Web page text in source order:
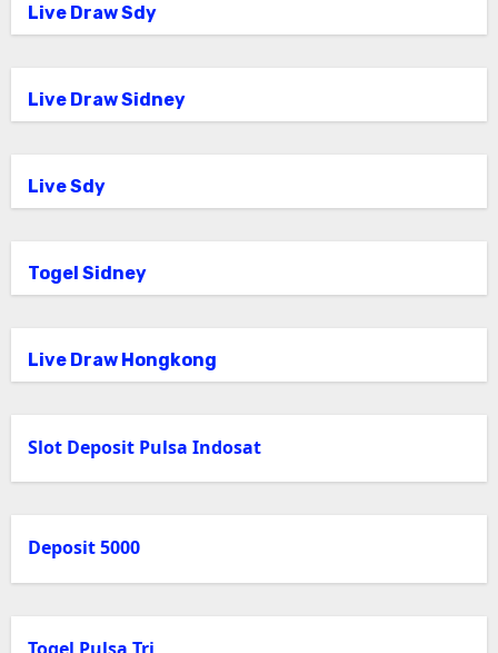
Live Draw Sdy
Live Draw Sidney
Live Sdy
Togel Sidney
Live Draw Hongkong
Slot Deposit Pulsa Indosat
Deposit 5000